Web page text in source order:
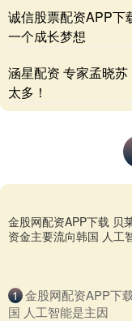
诚信股票配资APP下
一个成长梦想
涵星配资 专家孟晓
太多！
金股网配资APP下载 贝
资金主要流向韩国 人工
1 金股网配资APP下
国 人工智能是主因